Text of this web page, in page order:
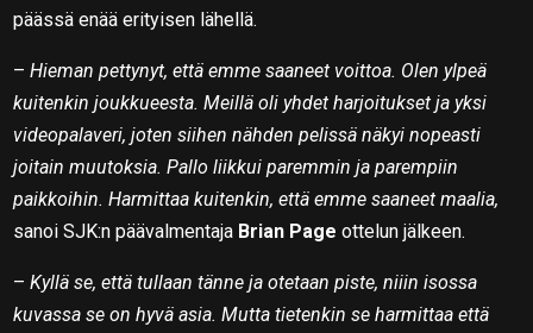
päässä enää erityisen lähellä.
–Hieman pettynyt, että emme saaneet voittoa. Olen ylpeä
kuitenkin joukkueesta. Meillä oli yhdet harjoitukset ja yksi
videopalaveri, joten siihen nähden pelissä näkyi nopeasti
joitain muutoksia. Pallo liikkui paremmin ja parempiin
paikkoihin. Harmittaa kuitenkin, että emme saaneet maalia,
sanoi SJK:n päävalmentaja Brian Page ottelun jälkeen.
–Kyllä se, että tullaan tänne ja otetaan piste, niiin isossa
kuvassa se on hyvä asia. Mutta tietenkin se harmittaa että